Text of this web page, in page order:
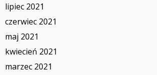
lipiec 2021
czerwiec 2021
maj 2021
kwiecień 2021
marzec 2021